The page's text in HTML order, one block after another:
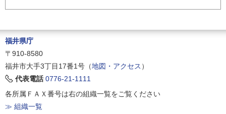
福井県庁
〒910-8580
福井市大手3丁目17番1号（地図・アクセス ）
代表電話 0776-21-1111
各所属ＦＡＸ番号は右の組織一覧をご覧ください
≫ 組織一覧